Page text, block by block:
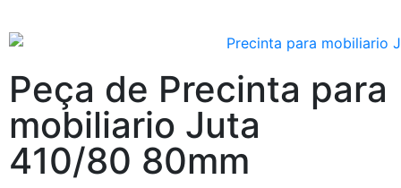
Peça de Precinta para
mobiliario Juta
410/80 80mm